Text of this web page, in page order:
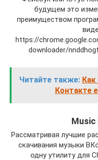
будущем это
преимуществом
https://
downloader/
Читайте также: Как
Контакте
Music
Рассматривая лучшие
скачивания музыки
одну утилиту для